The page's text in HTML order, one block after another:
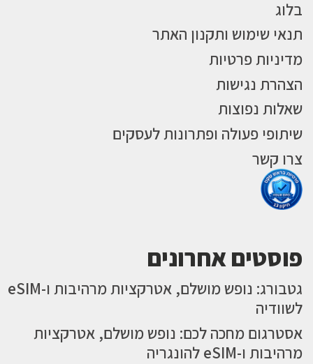
בלוג
תנאי שימוש ותקנון האתר
מדיניות פרטיות
הצהרת נגישות
שאלות נפוצות
שיתופי פעולה ופתרונות לעסקים
צרו קשר
פוסטים אחרונים
גטבורג: נופש מושלם, אטרקציות מרהיבות ו-eSIM
לשוודיה
אסטרגום מחכה לכם: נופש מושלם, אטרקציות
מרהיבות ו-eSIM להונגריה